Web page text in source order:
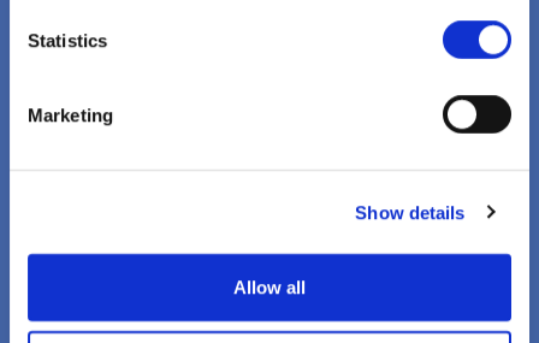
Statistics
Marketing
Show details
Allow all